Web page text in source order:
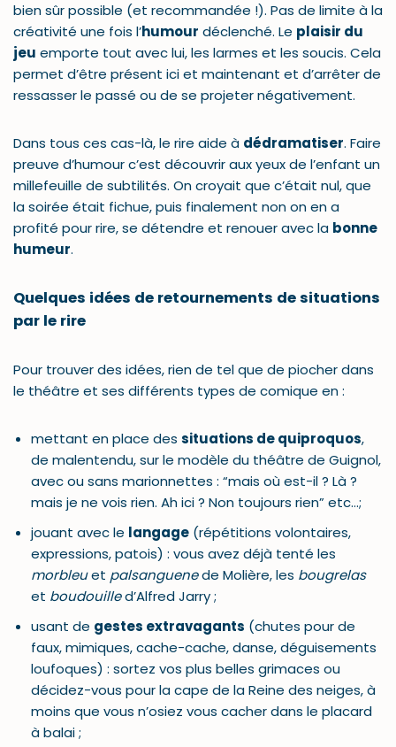
bien sûr possible (et recommandée !). Pas de limite à la
créativité une fois l’humour déclenché. Le plaisir du
jeu emporte tout avec lui, les larmes et les soucis. Cela
permet d’être présent ici et maintenant et d’arrêter de
ressasser le passé ou de se projeter négativement.
Dans tous ces cas-là, le rire aide à dédramatiser. Faire
preuve d’humour c’est découvrir aux yeux de l’enfant un
millefeuille de subtilités. On croyait que c’était nul, que
la soirée était fichue, puis finalement non on en a
profité pour rire, se détendre et renouer avec la bonne
humeur.
Quelques idées de retournements de situations
par le rire
Pour trouver des idées, rien de tel que de piocher dans
le théâtre et ses différents types de comique en :
mettant en place des situations de quiproquos,
de malentendu, sur le modèle du théâtre de Guignol,
avec ou sans marionnettes : “mais où est-il ? Là ?
mais je ne vois rien. Ah ici ? Non toujours rien” etc…;
jouant avec le langage (répétitions volontaires,
expressions, patois) : vous avez déjà tenté les
morbleuet palsanguenede Molière, les bougrelas
et boudouilled’Alfred Jarry ;
usant de gestes extravagants (chutes pour de
faux, mimiques, cache-cache, danse, déguisements
loufoques) : sortez vos plus belles grimaces ou
décidez-vous pour la cape de la Reine des neiges, à
moins que vous n’osiez vous cacher dans le placard
à balai ;